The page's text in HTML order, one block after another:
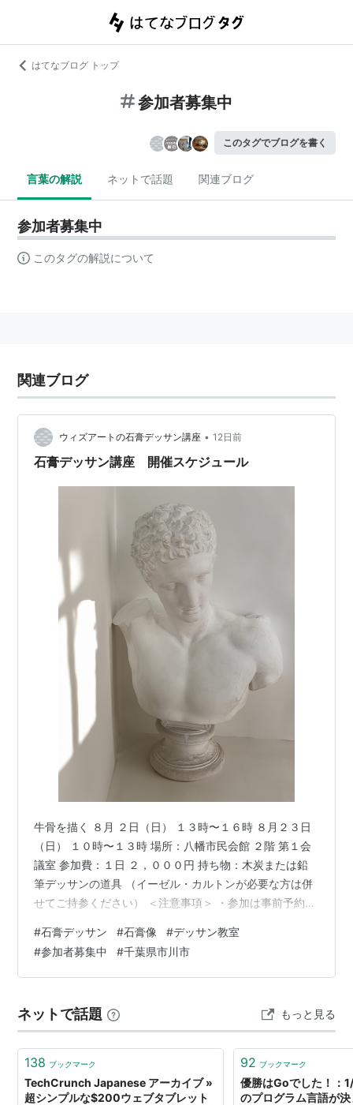
はてなブログ トップ
参加者募集中
このタグでブログを書く
言葉の解説 ネットで話題 関連ブログ
参加者募集中
このタグの解説について
関連ブログ
ウィズアートの石膏デッサン講座 • 12日前
石膏デッサン講座 開催スケジュール
牛骨を描く ８月 ２日（日） １３時〜１６時 ８月２３日
（日） １０時〜１３時 場所：八幡市民会館 ２階 第１会
議室 参加費：１日 ２，０００円 持ち物：木炭または鉛
筆デッサンの道具 （イーゼル・カルトンが必要な方は併
せてご持参ください） ＜注意事項＞ ・参加は事前予約制
い場合は開催中止となる場合があります。 参加ご希望の
方は、以下メールフォームよりお申込み下さい。
https://form1ssl.fc2.com/form/?id=f251272d594054c1
ンを描いてみたい」という方…
#石膏デッサン #石膏像 #デッサン教室
#参加者募集中 #千葉県市川市
ネットで話題 もっと見る
138 ブックマーク
TechCrunch Japanese アーカイブ »
超シンプルな$200ウェブタブレット
92 ブックマーク
優勝はGoでした！：
のプログラム言語が